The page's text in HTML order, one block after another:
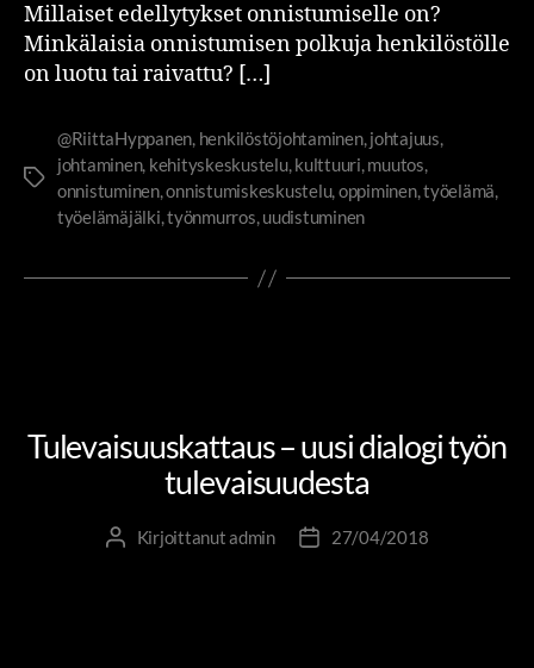
Millaiset edellytykset onnistumiselle on?
Minkälaisia onnistumisen polkuja henkilöstölle
on luotu tai raivattu? […]
@RiittaHyppanen, henkilöstöjohtaminen,johtajuus,
johtaminen, kehityskeskustelu,kulttuuri,muutos,
onnistuminen,onnistumiskeskustelu,oppiminen,työelämä,
työelämäjälki,työnmurros,uudistuminen
Tulevaisuuskattaus – uusi dialogi työn
tulevaisuudesta
Kirjoittanutadmin 27/04/2018